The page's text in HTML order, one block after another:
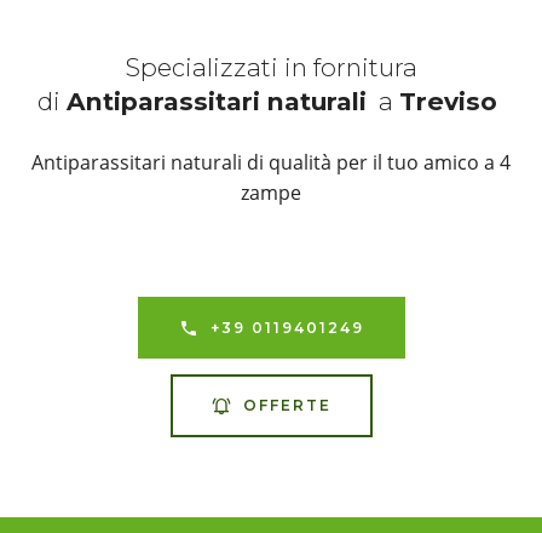
Specializzati in fornitura
di Antiparassitari naturali a Treviso
Antiparassitari naturali di qualità per il tuo amico a 4
zampe
+39 0119401249
OFFERTE